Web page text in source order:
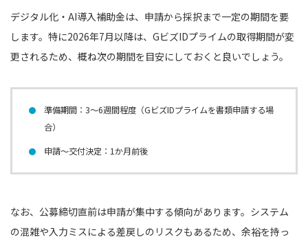
デジタル化・AI導入補助金は、申請から採択まで一定の期間を要
します。特に2026年7月以降は、GビズIDプライムの取得期間が変
更されるため、概ね次の期間を目安にしておくと良いでしょう。
準備期間：3〜6週間程度（GビズIDプライムを書類申請する場
合）
申請〜交付決定：1か月前後
なお、公募締切直前は申請が集中する傾向があります。システム
の混雑や入力ミスによる差戻しのリスクもあるため、余裕を持っ